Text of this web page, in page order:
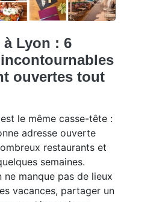
à Lyon : 6
ouvertes tout
le même casse-tête :
adresse ouverte
restaurants et
semaines.
ne manque pas de lieux
vacances, partager un